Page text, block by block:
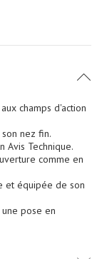
champs d'action
nez fin.
Avis Technique.
comme en
et équipée de son
pose en